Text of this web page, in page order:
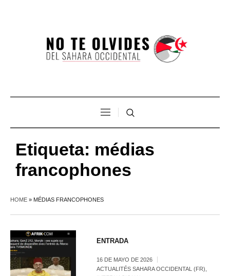
Etiqueta: médias
francophones
HOME » MÉDIAS FRANCOPHONES
ENTRADA
16 DE MAYO DE 2026
ACTUALITÉS SAHARA OCCIDENTAL (FR)